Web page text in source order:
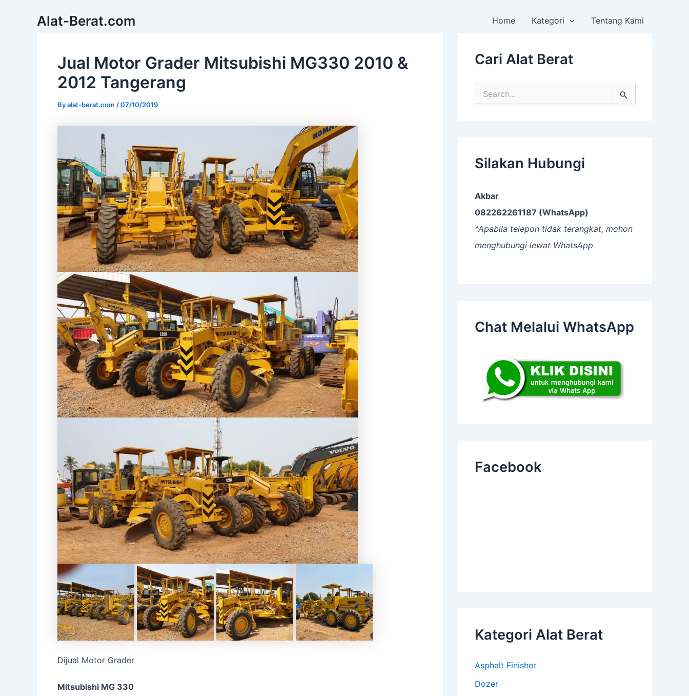
Alat-Berat.com Home Kategori Tentang Kami
Jual Motor Grader Mitsubishi MG330 2010 &
2012 Tangerang
Byalat-berat.com /07/10/2019
Dijual Motor Grader
Mitsubishi MG 330
Cari Alat Berat
o
rSilakan Hubungi
Akbar
082262261187 (WhatsApp)
*Apabila telepon tidak terangkat, mohon
menghubungi lewat WhatsApp
Chat Melalui WhatsApp
Facebook
Kategori Alat Berat
Asphalt Finisher
Dozer